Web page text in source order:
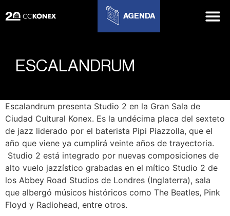
AGENDA
ESCALANDRUM
Escalandrum presenta Studio 2 en la Gran Sala de
Ciudad Cultural Konex. Es la undécima placa del sexteto
de jazz liderado por el baterista Pipi Piazzolla, que el
año que viene ya cumplirá veinte años de trayectoria.
Studio 2 está integrado por nuevas composiciones de
alto vuelo jazzístico grabadas en el mítico Studio 2 de
los Abbey Road Studios de Londres (Inglaterra), sala
que albergó músicos históricos como The Beatles, Pink
Floyd y Radiohead, entre otros.